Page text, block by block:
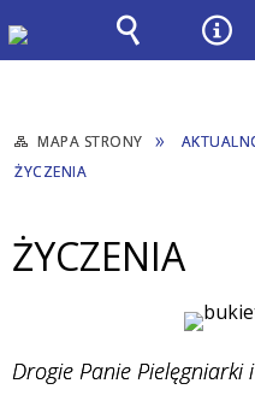
MAPA STRONY
ŻYCZENIA
ŻYCZENIA
Drogie Panie Pielęgniarki i